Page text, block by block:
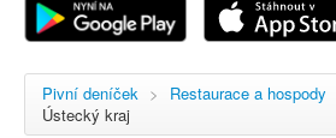
Registrace
Pivní deníček > Restaurace a hospody
Ústecký kraj